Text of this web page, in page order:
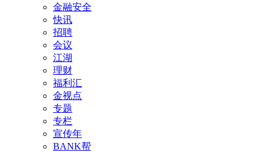
金融安全
快讯
招聘
会议
江湖
理财
福利汇
金视点
专题
专栏
宣传年
BANK帮